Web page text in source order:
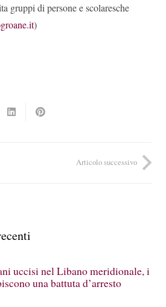
gruppi di persone e scolaresche
)
Articolo successivo
uccisi nel Libano meridionale, i
una battuta d’arresto